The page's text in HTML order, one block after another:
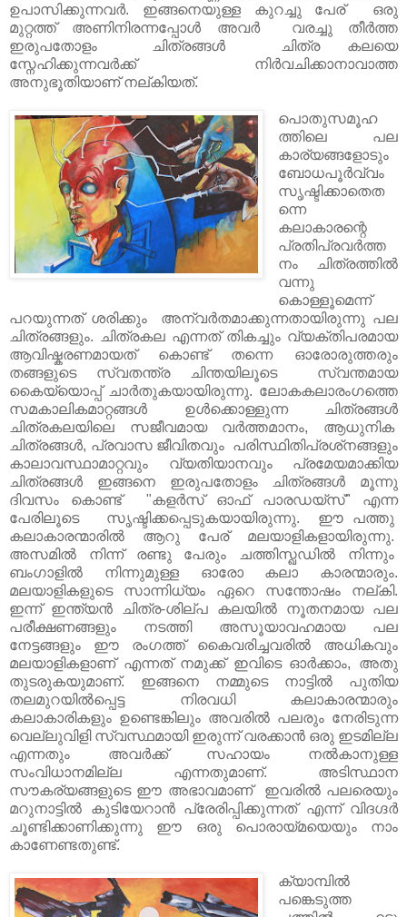
ഉപാസിക്കുന്നവർ. ഇങ്ങനെയുള്ള കുറച്ചു പേര് ഒരു
മുറ്റത്ത് അണിനിരന്നപ്പോൾ അവർ വരച്ചു തീർത്ത
ഇരുപതോളം ചിത്രങ്ങൾ ചിത്ര കലയെ
സ്നേഹിക്കുന്നവർക്ക് നിർവചിക്കാനാവാത്ത
അനുഭൂതിയാണ് നല്കിയത്.
പൊതുസമൂഹ
ത്തിലെ പല
കാര്യങ്ങളോടും
ബോധപൂർവ്വം
സൃഷ്ടിക്കാതെത
ന്നെ
കലാകാരന്റെ
പ്രതിപ്രവര്‍ത്ത
നം ചിത്രത്തിൽ
വന്നു
കൊള്ളൂമെന്ന്
പറയുന്നത് ശരിക്കും അന്വർതമാക്കുന്നതായിരുന്നു പല
ചിത്രങ്ങളും. ചിത്രകല എന്നത് തികച്ചും വ്യക്തിപരമായ
ആവിഷ്കരണമായത് കൊണ്ട് തന്നെ ഓരോരുത്തരും
തങ്ങളുടെ സ്വതന്ത്ര ചിന്തയിലൂടെ സ്വന്തമായ
കൈയ്യൊപ്പ് ചാർതുകയായിരുന്നു. ലോകകലാരംഗത്തെ
സമകാലികമാറ്റങ്ങള്‍ ഉള്‍ക്കൊള്ളുന്ന ചിത്രങ്ങൾ
ചിത്രകലയിലെ സജീവമായ വര്‍ത്തമാനം, ആധുനിക
ചിത്രങ്ങള്‍, പ്രവാസ ജീവിതവും പരിസ്ഥിതിപ്രശ്‌നങ്ങളും
കാലാവസ്ഥാമാറ്റവും വ്യതിയാനവും പ്രമേയമാക്കിയ
ചിത്രങ്ങൾ ഇങ്ങനെ ഇരുപതോളം ചിത്രങ്ങൾ മൂന്നു
ദിവസം കൊണ്ട് "കളർസ് ഓഫ് പാരഡയ്സ്" എന്ന
പേരിലൂടെ സൃഷ്ടിക്കപ്പെടുകയായിരുന്നു. ഈ പത്തു
കലാകാരന്മാരിൽ ആറു പേര് മലയാളികളായിരുന്നു.
അസമിൽ നിന്ന് രണ്ടു പേരും ചത്തിസ്ഖഡിൽ നിന്നും
ബംഗാളിൽ നിന്നുമുള്ള ഓരോ കലാ കാരന്മാരും.
മലയാളികളുടെ സാന്നിധ്യം ഏറെ സന്തോഷം നല്കി.
ഇന്ന് ഇന്ത്യന്‍ ചിത്ര-ശില്പ കലയില്‍ നൂതനമായ പല
പരീക്ഷണങ്ങളും നടത്തി അസൂയാവഹമായ പല
നേട്ടങ്ങളും ഈ രംഗത്ത് കൈവരിച്ചവരില്‍ അധികവും
മലയാളികളാണ് എന്നത് നമുക്ക് ഇവിടെ ഓർക്കാം, അതു
തുടരുകയുമാണ്. ഇങ്ങനെ നമ്മുടെ നാട്ടില്‍ പുതിയ
തലമുറയില്‍പ്പെട്ട നിരവധി കലാകാരന്മാരും
കലാകാരികളും ഉണ്ടെങ്കിലും അവരില്‍ പലരും നേരിടുന്ന
വെല്ലുവിളി സ്വസ്ഥമായി ഇരുന്ന് വരക്കാന്‍ ഒരു ഇടമില്ല
എന്നതും അവര്‍ക്ക് സഹായം നല്‍കാനുള്ള
സംവിധാനമില്ല എന്നതുമാണ്. അടിസ്ഥാന
സൗകര്യങ്ങളുടെ ഈ അഭാവമാണ് ഇവരില്‍ പലരെയും
മറുനാട്ടില്‍ കുടിയേറാന്‍ പ്രേരിപ്പിക്കുന്നത് എന്ന് വിദഗ്ദർ
ചൂണ്ടിക്കാണിക്കുന്നു ഈ ഒരു പൊരായ്മയെയും നാം
കാണേണ്ടതുണ്ട്.
ക്യാമ്പിൽ
പങ്കെടുത്ത